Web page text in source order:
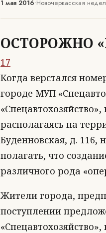
1 мая 2016•Новочеркасская
ОСТОРОЖНО
17
Когда верстался
городе МУП
располагаясь на
Буденновская, д. 116,
полагать, что
различного рода
Жители города,
поступлении